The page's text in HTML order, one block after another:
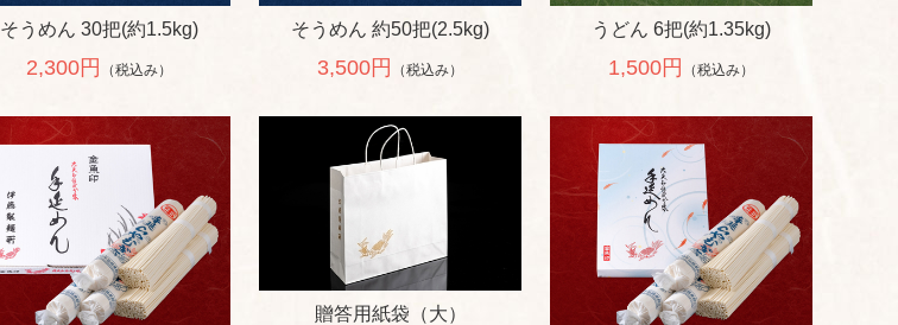
そうめん 30把(約1.5kg)
2,300円 （税込み）
そうめん 約50把(2.5kg)
3,500円 （税込み）
うどん 6把(約1.35kg)
1,500円 （税込み）
贈答用紙袋（大）